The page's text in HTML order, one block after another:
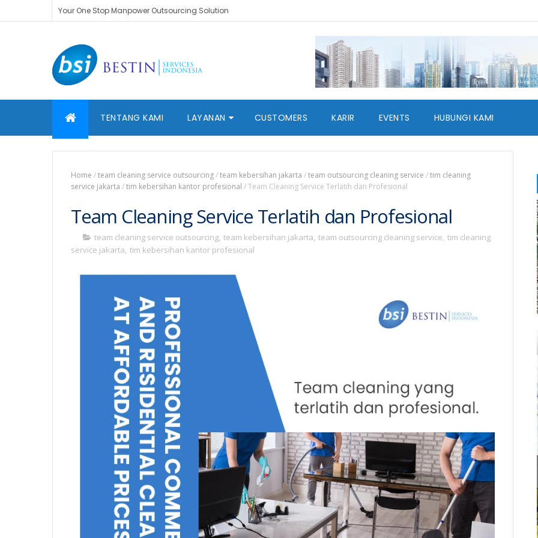
Your One Stop Manpower Outsourcing Solution
TENTANG KAMI LAYANAN CUSTOMERS KARIR EVENTS HUBUNGI KAMI
Home /team cleaning service outsourcing/team kebersihan jakarta /team outsourcing cleaning service /tim cleaning
service jakarta /tim kebersihan kantor profesional /Team Cleaning Service Terlatih dan Profesional
Team Cleaning Service Terlatih dan Profesional
team cleaning service outsourcing, team kebersihan jakarta, team outsourcing cleaning service, tim cleaning
service jakarta, tim kebersihan kantor profesional